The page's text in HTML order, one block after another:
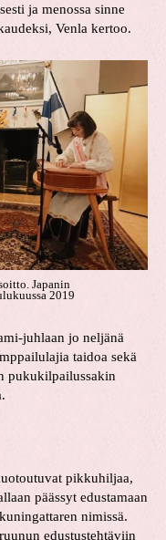
ja menossa sinne
Venla kertoo.
Japanin
2019
juhlaan jo neljänä
taidoa sekä
pukukilpailussakin
pikkuhiljaa,
päässyt edustamaan
nimissä.
edustustehtäviin